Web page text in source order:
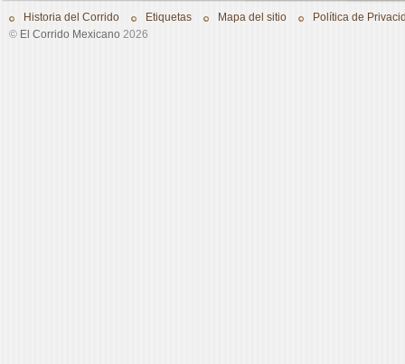
Historia del Corrido Etiquetas Mapa del sitio
Política de
© El Corrido Mexicano 2026